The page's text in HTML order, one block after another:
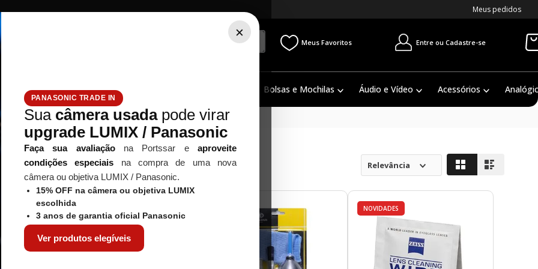
×
PANASONIC TRADE IN
Sua câmera usadapode virar
upgrade LUMIX / Panasonic
Faça sua avaliaçãona Portssar eaproveite
condições especiais na compra de uma nova
câmera ou objetiva LUMIX / Panasonic.
15% OFF na câmera ou objetiva LUMIX
escolhida
3 anos de garantia oficial Panasonic
Ver produtos elegíveis
Meus pedidos
Meus Favoritos Entre ou Cadastre-se
Tripé / Monopé Estúdio / Iluminação Bolsas e Mochilas Áudio e Vídeo Acessórios
Relevância
NOVIDADES NOVIDADES